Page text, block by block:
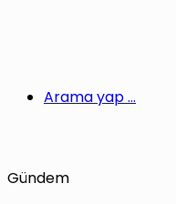
Arama yap ...
Gündem